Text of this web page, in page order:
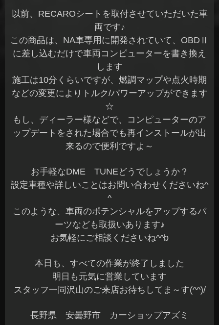
以前、RECAROシートを取付させていただいた車
両です♪
この商品は、NA車専用に開発されていて、OBDⅡ
に差し込むだけで車両コンピューターを書き換え
します
施工は10分くらいですが、燃調マップや点火時期
などの変更によりトルク/パワーアップができます
☆
もし、ディーラー様などで、コンピューターのア
ップデートをされた場合でも再インストールが出
来るので便利ですよ～
お手軽なDME TUNEどうでしょうか？
設定車種や詳しいことはお問い合わせくださいね^
^
このような、車両のポテンシャルをアップするパ
ーツなども取扱いあります♪
お気軽にご相談くださいね^^b
本日も、すべての作業が終了しました
明日も元気に営業しています
スタッフ一同沢山のご来店お待ちしてま～す(^^)/
長野県 安曇野市 カーショップアズミ